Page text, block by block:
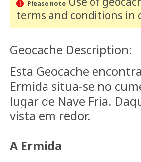
Please note
terms and conditions in
Geocache Description:
Esta Geocache
Ermida situa-se no
lugar de Nave Fria.
vista em redor.
A Ermida